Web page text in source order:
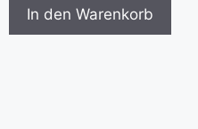
In den Warenkorb